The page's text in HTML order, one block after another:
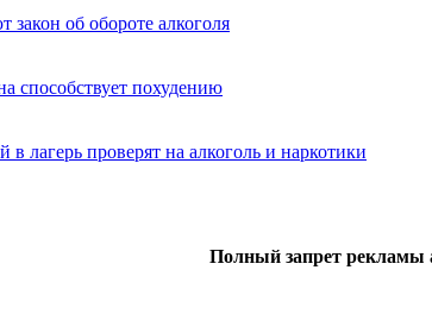
закон об обороте алкоголя
способствует похудению
лагерь проверят на алкоголь и наркотики
Полный запрет рекламы